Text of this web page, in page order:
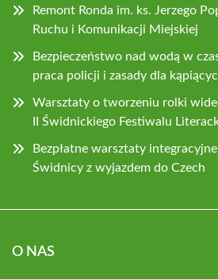
Remont Ronda im. ks. Jerzego
Ruchu i Komunikacji Miejskiej
Bezpieczeństwo nad wodą w
praca policji i zasady dla
Warsztaty o tworzeniu rolki
II Świdnickiego Festiwalu
Bezpłatne warsztaty
Świdnicy z wyjazdem do Czech
O NAS